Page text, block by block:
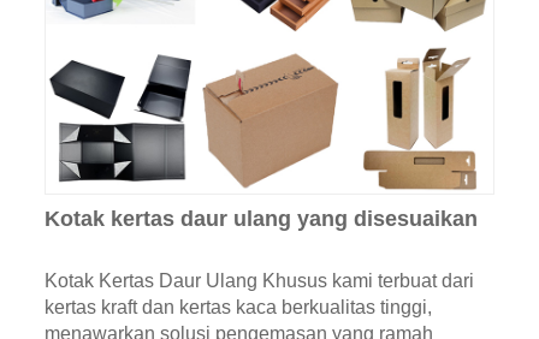
Kotak kertas daur ulang yang disesuaikan
Kotak Kertas Daur Ulang Khusus kami terbuat dari
kertas kraft dan kertas kaca berkualitas tinggi,
menawarkan solusi pengemasan yang ramah